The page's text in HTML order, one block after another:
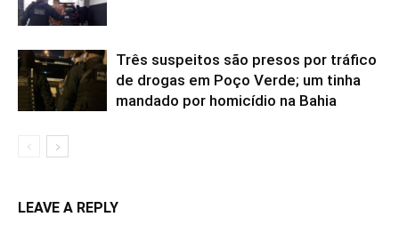
Três suspeitos são presos por tráfico
de drogas em Poço Verde; um tinha
mandado por homicídio na Bahia
LEAVE A REPLY